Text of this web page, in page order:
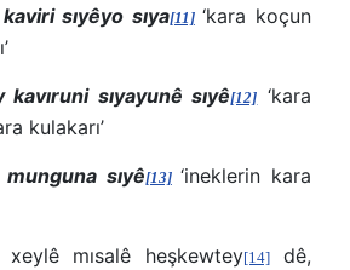
sıyêyo sıya[11] ‘kara koçun
kavıruni sıyayunê sıyê[12] ‘kara
kulakarı’
munguna sıyê[13] ‘ineklerin kara
mısalê heşkewtey[14]dê,